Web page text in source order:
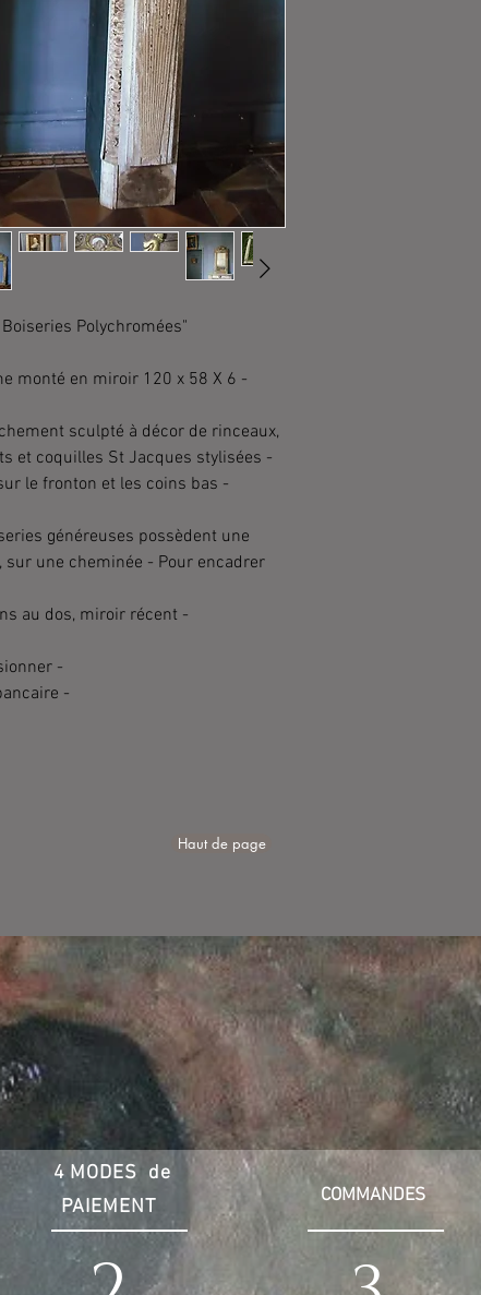
Polychromées"
monté en miroir 120 x 58 X 6 -
sculpté à décor de rinceaux,
et coquilles St Jacques stylisées -
le fronton et les coins bas -
généreuses possèdent une
une cheminée - Pour encadrer
au dos, miroir récent -
-
-
Haut de page
4 MODES de
PAIEMENT
COMMANDES